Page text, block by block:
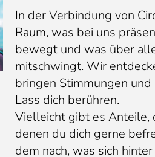
In der Verbindung von
Raum, was bei uns
bewegt und was über
mitschwingt. Wir
bringen Stimmungen und
Lass dich berühren.
Vielleicht gibt es Anteile,
denen du dich gerne
dem nach, was sich